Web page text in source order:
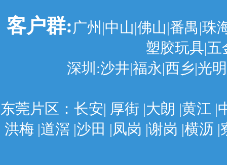
客户群:广州|中山|佛山|番禺|珠
塑胶玩具|
深圳:沙井|福永|西乡|光
东莞片区：长安| 厚街 |大朗 |黄江 |
洪梅 |道滘 |沙田 |凤岗 |谢岗 |横沥